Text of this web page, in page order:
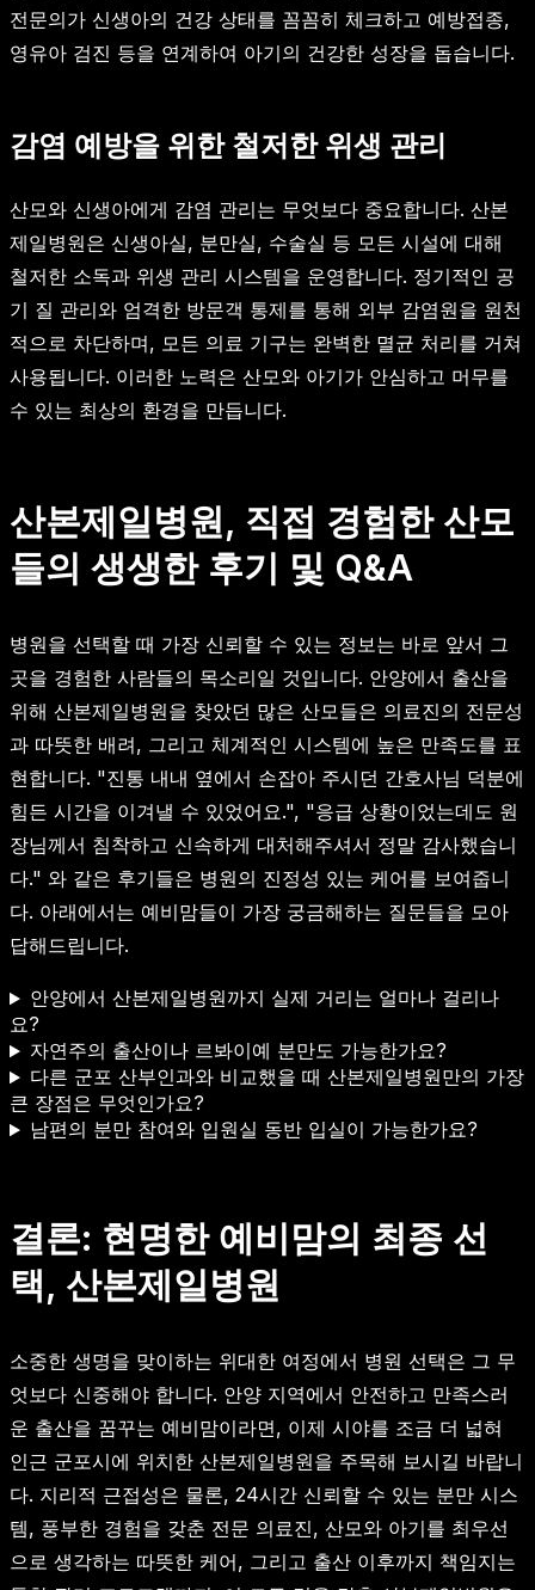
전문의가 신생아의 건강 상태를 꼼꼼히 체크하고 예방접종,
영유아 검진 등을 연계하여 아기의 건강한 성장을 돕습니다.
감염 예방을 위한 철저한 위생 관리
산모와 신생아에게 감염 관리는 무엇보다 중요합니다. 산본
제일병원은 신생아실, 분만실, 수술실 등 모든 시설에 대해
철저한 소독과 위생 관리 시스템을 운영합니다. 정기적인 공
기 질 관리와 엄격한 방문객 통제를 통해 외부 감염원을 원천
적으로 차단하며, 모든 의료 기구는 완벽한 멸균 처리를 거쳐
사용됩니다. 이러한 노력은 산모와 아기가 안심하고 머무를
수 있는 최상의 환경을 만듭니다.
산본제일병원, 직접 경험한 산모
들의 생생한 후기 및 Q&A
병원을 선택할 때 가장 신뢰할 수 있는 정보는 바로 앞서 그
곳을 경험한 사람들의 목소리일 것입니다. 안양에서 출산을
위해 산본제일병원을 찾았던 많은 산모들은 의료진의 전문성
과 따뜻한 배려, 그리고 체계적인 시스템에 높은 만족도를 표
현합니다. "진통 내내 옆에서 손잡아 주시던 간호사님 덕분에
힘든 시간을 이겨낼 수 있었어요.", "응급 상황이었는데도 원
장님께서 침착하고 신속하게 대처해주셔서 정말 감사했습니
다." 와 같은 후기들은 병원의 진정성 있는 케어를 보여줍니
다. 아래에서는 예비맘들이 가장 궁금해하는 질문들을 모아
답해드립니다.
안양에서 산본제일병원까지 실제 거리는 얼마나 걸리나
요?
자연주의 출산이나 르봐이예 분만도 가능한가요?
다른 군포 산부인과와 비교했을 때 산본제일병원만의 가장
큰 장점은 무엇인가요?
남편의 분만 참여와 입원실 동반 입실이 가능한가요?
결론: 현명한 예비맘의 최종 선
택, 산본제일병원
소중한 생명을 맞이하는 위대한 여정에서 병원 선택은 그 무
엇보다 신중해야 합니다. 안양 지역에서 안전하고 만족스러
운 출산을 꿈꾸는 예비맘이라면, 이제 시야를 조금 더 넓혀
인근 군포시에 위치한 산본제일병원을 주목해 보시길 바랍니
다. 지리적 근접성은 물론, 24시간 신뢰할 수 있는 분만 시스
템, 풍부한 경험을 갖춘 전문 의료진, 산모와 아기를 최우선
으로 생각하는 따뜻한 케어, 그리고 출산 이후까지 책임지는